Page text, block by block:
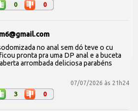
0 0
no anal sem dó teve o cu
pronta pra uma DP anal e a buceta
arrombada deliciosa parabéns
07/07/2026 às 21h24
3 0